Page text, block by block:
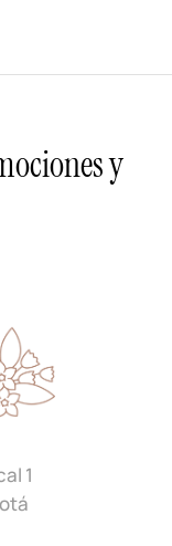
y
1